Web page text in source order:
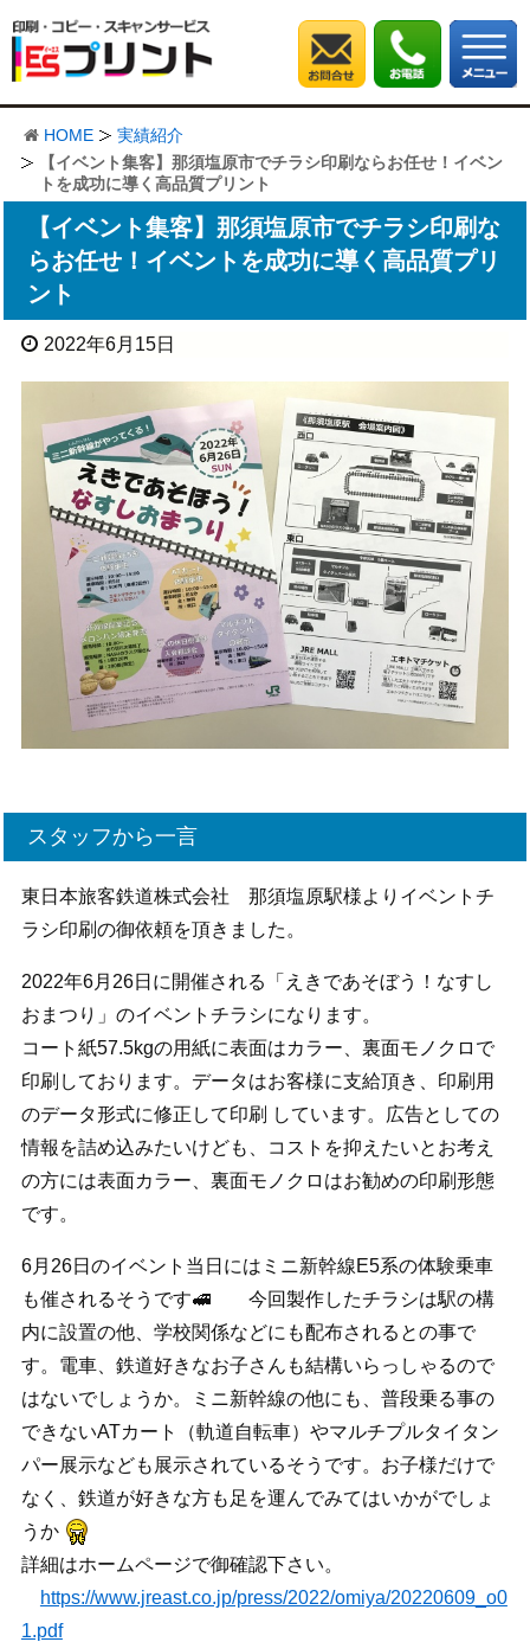
HOME
実績紹介
【イベント集客】那須塩原市でチラシ印刷ならお任せ！イベン
トを成功に導く高品質プリント
【イベント集客】那須塩原市でチラシ印刷な
らお任せ！イベントを成功に導く高品質プリ
ント
2022年6月15日
スタッフから一言
東日本旅客鉄道株式会社 那須塩原駅様よりイベントチ
ラシ印刷の御依頼を頂きました。
2022年6月26日に開催される「えきであそぼう！なすし
おまつり」のイベントチラシになります。
コート紙57.5kgの用紙に表面はカラー、裏面モノクロで
印刷しております。データはお客様に支給頂き、印刷用
のデータ形式に修正して印刷 しています。広告としての
情報を詰め込みたいけども、コストを抑えたいとお考え
の方には表面カラー、裏面モノクロはお勧めの印刷形態
です。
6月26日のイベント当日にはミニ新幹線E5系の体験乗車
も催されるそうです🚅 今回製作したチラシは駅の構
内に設置の他、学校関係などにも配布されるとの事で
す。電車、鉄道好きなお子さんも結構いらっしゃるので
はないでしょうか。ミニ新幹線の他にも、普段乗る事の
できないATカート（軌道自転車）やマルチプルタイタン
パー展示なども展示されているそうです。お子様だけで
なく、鉄道が好きな方も足を運んでみてはいかがでしょ
うか
詳細はホームページで御確認下さい。
https://www.jreast.co.jp/press/2022/omiya/20220609_o0
1.pdf